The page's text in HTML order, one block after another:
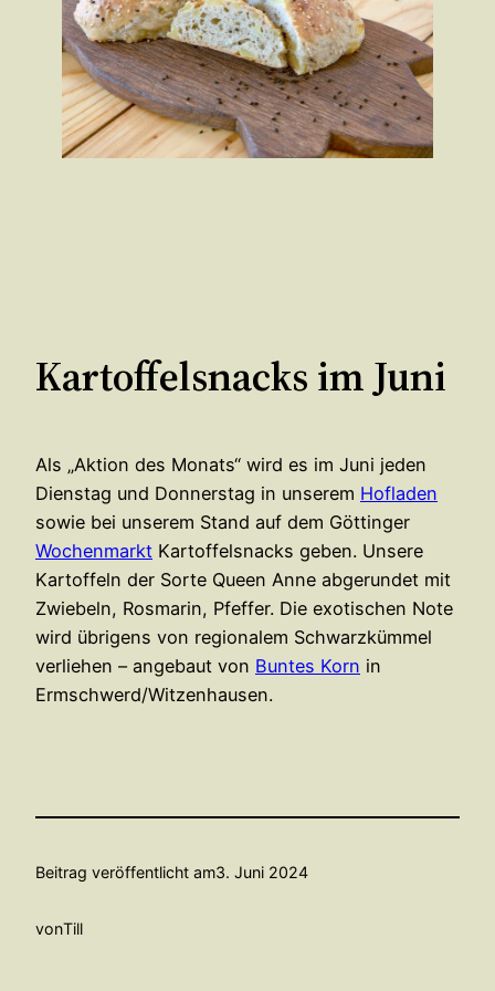
Kartoffelsnacks im Juni
Als „Aktion des Monats“ wird es im Juni jeden
Dienstag und Donnerstag in unserem Hofladen
sowie bei unserem Stand auf dem Göttinger
Wochenmarkt Kartoffelsnacks geben. Unsere
Kartoffeln der Sorte Queen Anne abgerundet mit
Zwiebeln, Rosmarin, Pfeffer. Die exotischen Note
wird übrigens von regionalem Schwarzkümmel
verliehen – angebaut von Buntes Korn in
Ermschwerd/Witzenhausen.
Beitrag veröffentlicht am3. Juni 2024
vonTill